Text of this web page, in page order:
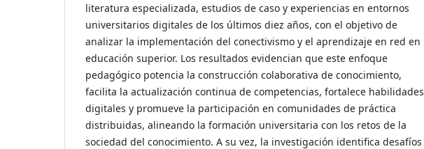
literatura especializada, estudios de caso y experiencias en entornos
universitarios digitales de los últimos diez años, con el objetivo de
analizar la implementación del conectivismo y el aprendizaje en red en
educación superior. Los resultados evidencian que este enfoque
pedagógico potencia la construcción colaborativa de conocimiento,
facilita la actualización continua de competencias, fortalece habilidades
digitales y promueve la participación en comunidades de práctica
distribuidas, alineando la formación universitaria con los retos de la
sociedad del conocimiento. A su vez, la investigación identifica desafíos